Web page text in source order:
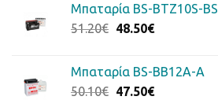
139.98€. είναι:
Μπαταρία BS-BTZ10S-BS
51.20€ Original
51.20€.
48.50€Η
είναι:
48.50€.
Μπαταρία BS-BB12A-A
50.10€ Original
47.50€Η